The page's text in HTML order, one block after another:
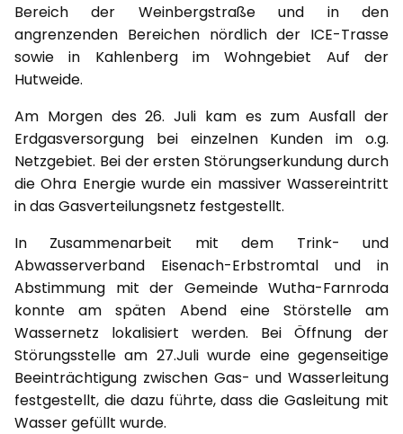
Bereich der Weinbergstraße und in den
angrenzenden Bereichen nördlich der ICE-Trasse
sowie in Kahlenberg im Wohngebiet Auf der
Hutweide.
Am Morgen des 26. Juli kam es zum Ausfall der
Erdgasversorgung bei einzelnen Kunden im o.g.
Netzgebiet. Bei der ersten Störungserkundung durch
die Ohra Energie wurde ein massiver Wassereintritt
in das Gasverteilungsnetz festgestellt.
In Zusammenarbeit mit dem Trink- und
Abwasserverband Eisenach-Erbstromtal und in
Abstimmung mit der Gemeinde Wutha-Farnroda
konnte am späten Abend eine Störstelle am
Wassernetz lokalisiert werden. Bei Öffnung der
Störungsstelle am 27.Juli wurde eine gegenseitige
Beeinträchtigung zwischen Gas- und Wasserleitung
festgestellt, die dazu führte, dass die Gasleitung mit
Wasser gefüllt wurde.